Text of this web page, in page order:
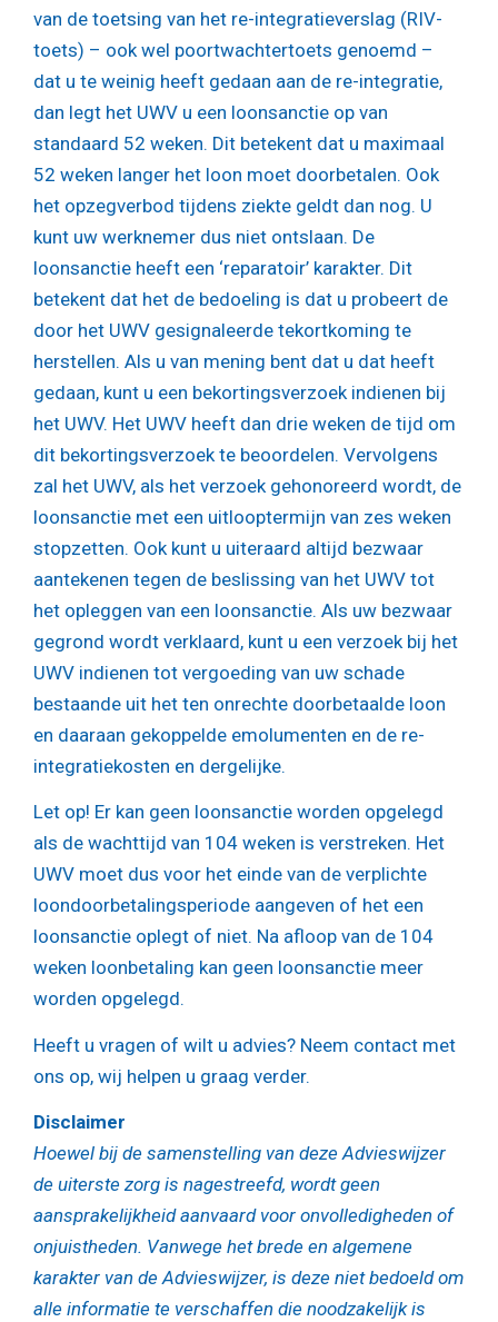
van de toetsing van het re-integratieverslag (RIV-
toets) – ook wel poortwachtertoets genoemd –
dat u te weinig heeft gedaan aan de re-integratie,
dan legt het UWV u een loonsanctie op van
standaard 52 weken. Dit betekent dat u maximaal
52 weken langer het loon moet doorbetalen. Ook
het opzegverbod tijdens ziekte geldt dan nog. U
kunt uw werknemer dus niet ontslaan. De
loonsanctie heeft een ‘reparatoir’ karakter. Dit
betekent dat het de bedoeling is dat u probeert de
door het UWV gesignaleerde tekortkoming te
herstellen. Als u van mening bent dat u dat heeft
gedaan, kunt u een bekortingsverzoek indienen bij
het UWV. Het UWV heeft dan drie weken de tijd om
dit bekortingsverzoek te beoordelen. Vervolgens
zal het UWV, als het verzoek gehonoreerd wordt, de
loonsanctie met een uitlooptermijn van zes weken
stopzetten. Ook kunt u uiteraard altijd bezwaar
aantekenen tegen de beslissing van het UWV tot
het opleggen van een loonsanctie. Als uw bezwaar
gegrond wordt verklaard, kunt u een verzoek bij het
UWV indienen tot vergoeding van uw schade
bestaande uit het ten onrechte doorbetaalde loon
en daaraan gekoppelde emolumenten en de re-
integratiekosten en dergelijke.
Let op! Er kan geen loonsanctie worden opgelegd
als de wachttijd van 104 weken is verstreken. Het
UWV moet dus voor het einde van de verplichte
loondoorbetalingsperiode aangeven of het een
loonsanctie oplegt of niet. Na afloop van de 104
weken loonbetaling kan geen loonsanctie meer
worden opgelegd.
Heeft u vragen of wilt u advies? Neem contact met
ons op, wij helpen u graag verder.
Disclaimer
Hoewel bij de samenstelling van deze Advieswijzer
de uiterste zorg is nagestreefd, wordt geen
aansprakelijkheid aanvaard voor onvolledigheden of
onjuistheden. Vanwege het brede en algemene
karakter van de Advieswijzer, is deze niet bedoeld om
alle informatie te verschaffen die noodzakelijk is